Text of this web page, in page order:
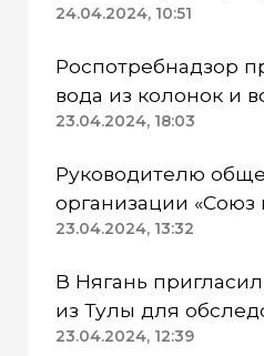
24.04.2024, 10:51
Роспотребнадзор
вода из колонок и
Казанском районе
23.04.2024, 18:03
Руководителю
организации «Союз
пехотинцев» Югры
23.04.2024, 13:32
В Нягань
из Тулы для обследования здания
ДК «Геолог»
23.04.2024, 12:39